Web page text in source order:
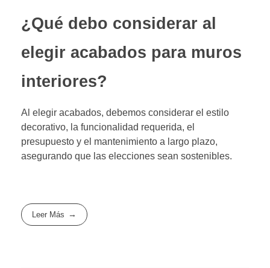
¿Qué debo considerar al
elegir acabados para muros
interiores?
Al elegir acabados, debemos considerar el estilo
decorativo, la funcionalidad requerida, el
presupuesto y el mantenimiento a largo plazo,
asegurando que las elecciones sean sostenibles.
Leer Más